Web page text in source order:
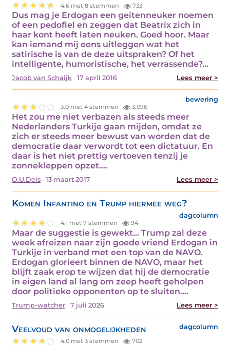
4.6 met 8 stemmen 733
Dus mag je Erdogan een geitenneuker noemen
of een pedofiel en zeggen dat Beatrix zich in
haar kont heeft laten neuken. Goed hoor. Maar
kan iemand mij eens uitleggen wat het
satirische is van de deze uitspraken? Of het
intelligente, humoristische, het verrassende?…
Jacob van Schaijk 17 april 2016 Lees meer >
bewering
3.0 met 4 stemmen 3.096
Het zou me niet verbazen als steeds meer
Nederlanders Turkije gaan mijden, omdat ze
zich er steeds meer bewust van worden dat de
democratie daar verwordt tot een dictatuur. En
daar is het niet prettig vertoeven tenzij je
zonnekleppen opzet.…
O.U.Deis 13 maart 2017 Lees meer >
Komen Infantino en Trump hiermee weg?
dagcolumn
4.1 met 7 stemmen 94
Maar de suggestie is gewekt… Trump zal deze
week afreizen naar zijn goede vriend Erdogan in
Turkije in verband met een top van de NAVO.
Erdogan glorieert binnen de NAVO, maar het
blijft zaak erop te wijzen dat hij de democratie
in eigen land al lang om zeep heeft geholpen
door politieke opponenten op te sluiten.…
Trump-watcher 7 juli 2026 Lees meer >
Veelvoud van onmogelijkheden dagcolumn
4.0 met 3 stemmen 702